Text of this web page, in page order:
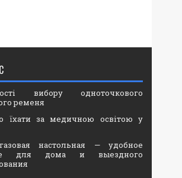
вибору одноточкового
ременя
їхати за медичною освітою у
настольная — удобное
для дома и выездного